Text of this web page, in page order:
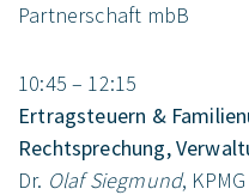
Partnerschaft mbB
10:45 – 12:15
Ertragsteuern &
Rechtsprechung,
Dr. Olaf Siegmund, KPMG